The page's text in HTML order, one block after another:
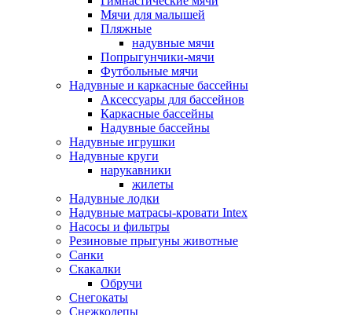
Мячи для малышей
Пляжные
надувные мячи
Попрыгунчики-мячи
Футбольные мячи
Надувные и каркасные бассейны
Аксессуары для бассейнов
Каркасные бассейны
Надувные бассейны
Надувные игрушки
Надувные круги
нарукавники
жилеты
Надувные лодки
Надувные матрасы-кровати Intex
Насосы и фильтры
Резиновые прыгуны животные
Санки
Скакалки
Обручи
Снегокаты
Снежколепы